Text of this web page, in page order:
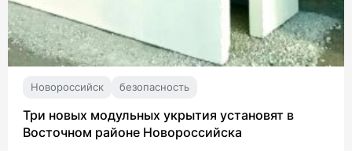
Новороссийск безопасность
Три новых модульных укрытия установят в
Восточном районе Новороссийска